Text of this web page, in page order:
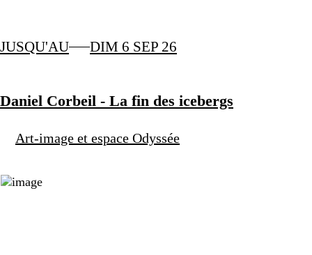
JUSQU'AU DIM 6 SEP 26
Daniel Corbeil - La fin des icebergs
Art-image et espace Odyssée